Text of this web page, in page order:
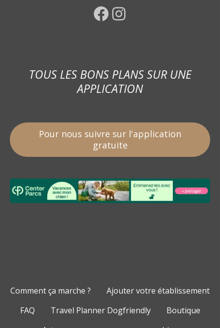
Facebook Instagram
TOUS LES BONS PLANS SUR UNE
APPLICATION
Pour nous suivre sur l'application
gratuite
Comment ça marche ?
Ajouter votre établissement
FAQ
Travel Planner Dogfriendly
Boutique